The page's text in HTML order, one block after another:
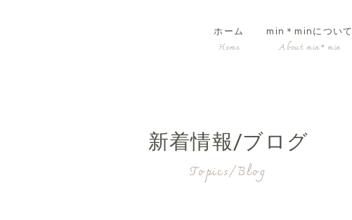
ホーム min＊minについて
新着情報/ブログ
Topics/Blog